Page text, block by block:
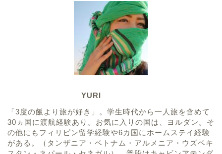
YURI
「3度の飯より旅が好き」。学生時代から一人旅を含めて
30ヵ国に渡航経験あり。お気に入りの国は、ヨルダン。そ
の他にもフィリピン留学経験や6カ国にホームステイ経験
がある。（タンザニア・ベトナム・アルメニア・ウズベキ